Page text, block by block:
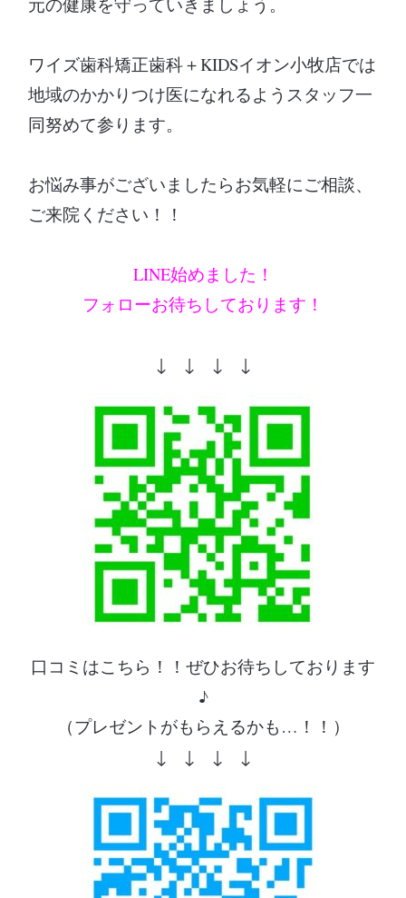
ワイズ歯科矯正歯科＋KIDSイオン小牧店では
地域のかかりつけ医になれるようスタッフ一
同努めて参ります。
お悩み事がございましたらお気軽にご相談、
ご来院ください！！
LINE始めました！
フォローお待ちしております！
↓ ↓ ↓ ↓
口コミはこちら！！ぜひお待ちしております
♪
（プレゼントがもらえるかも…！！）
↓ ↓ ↓ ↓